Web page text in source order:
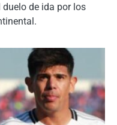
de ida por los